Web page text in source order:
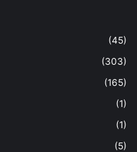
(45)
(303)
(165)
(1)
(1)
(5)